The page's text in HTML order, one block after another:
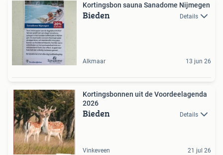
Kortingsbon sauna Sanadome Nijmegen
Bieden Details
Alkmaar 13 jun 26
Kortingsbonnen uit de Voordeelagenda
2026
Bieden Details
Vinkeveen 21 jul 26